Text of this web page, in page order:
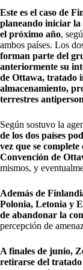
Este es el caso de
planeando iniciar la
el próximo año,
ambos países. Los
forman parte del
anteriormente su
de Ottawa, tratado
almacenamiento,
terrestres
Según sostuvo la
de los dos países
vez que se
Convención de
mismos, y
Además de
Polonia, Letonia y
de abandonar la
percepción de
A finales de junio,
retirarse del